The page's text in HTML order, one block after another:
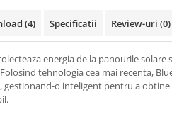
(4) Specificatii Review-uri (0)
energia de la panourile solare
tehnologia cea mai recenta,
gestionand-o inteligent pentru a